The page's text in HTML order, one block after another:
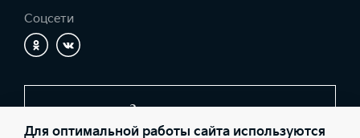
Соцсети
Заказать звонок
Для оптимальной работы сайта используются